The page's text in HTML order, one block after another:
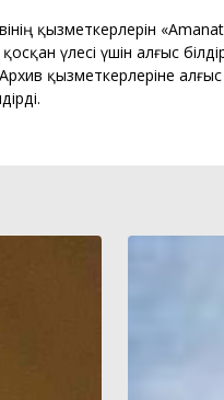
қызметкерлерін
үлесі үшін алғыс
қызметкерлеріне